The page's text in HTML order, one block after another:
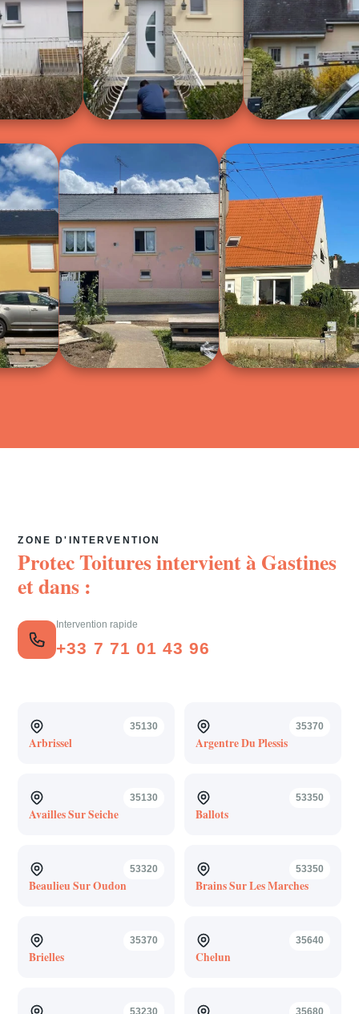
ZONE D'INTERVENTION
Protec Toitures intervient àGastines
et dans :
Intervention rapide
+33 7 71 01 43 96
35130
Arbrissel
35370
Argentre Du Plessis
35130
Availles Sur Seiche
53350
Ballots
53320
Beaulieu Sur Oudon
53350
Brains Sur Les Marches
35370
Brielles
35640
Chelun
53230 35680